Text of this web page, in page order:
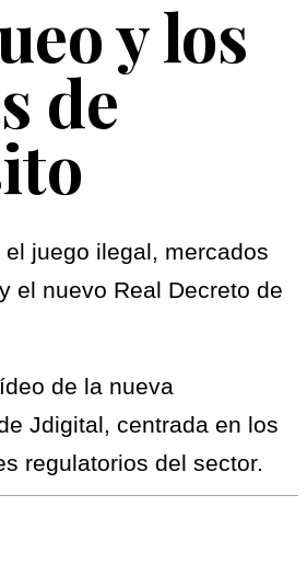
y los
de
de la nueva
Jdigital, centrada en los
regulatorios del sector.